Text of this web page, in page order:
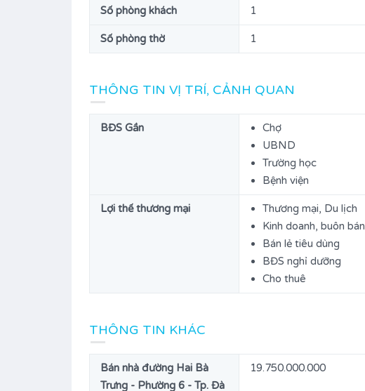
Số phòng khách 1
Số phòng thờ 1
THÔNG TIN VỊ TRÍ, CẢNH QUAN
BĐS Gần
Chợ
UBND
Trường học
Bệnh viện
Lợi thế thương mại
Thương mại, Du lịch
Kinh doanh, buôn bán
Bán lẻ tiêu dùng
BĐS nghỉ dưỡng
Cho thuê
THÔNG TIN KHÁC
Bán nhà đường Hai Bà
Trưng - Phường 6 - Tp. Đà
19.750.000.000